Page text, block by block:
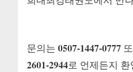
문의는 0507-1447-0777
2601-2944로 언제든지